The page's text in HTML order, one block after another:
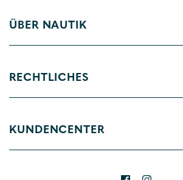
ÜBER NAUTIK
RECHTLICHES
KUNDENCENTER